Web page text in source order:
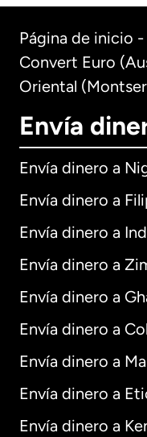
Página de inicio -
Convert Euro
Oriental
Envía
Envía dinero a
Envía dinero a
Envía dinero a
Envía dinero a
Envía dinero a
Envía dinero a
Envía dinero a
Envía dinero a
Envía dinero a